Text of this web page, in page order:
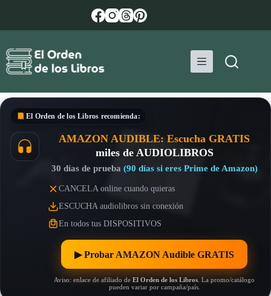
El Orden de los Libros recomienda:
AMAZON AUDIBLE: Escucha GRATIS
miles de AUDIOLIBROS
30 días de prueba (90 días si eres Prime de Amazon)
CANCELA online cuando quieras
ESCUCHA audiolibros sin conexión
En todos tus DISPOSITIVOS
▶︎ Probar AMAZON Audible GRATIS
Aviso: enlace de afiliado de El Orden de los Libros . La promo/catálogo
pueden variar por campaña/país.